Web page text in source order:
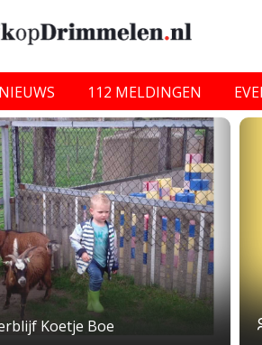
NIEUWS 112 MELDINGEN
Koetje Boe